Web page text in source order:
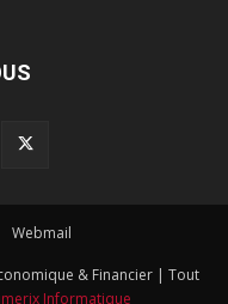
Webmail
& Financier | Tout
Informatique